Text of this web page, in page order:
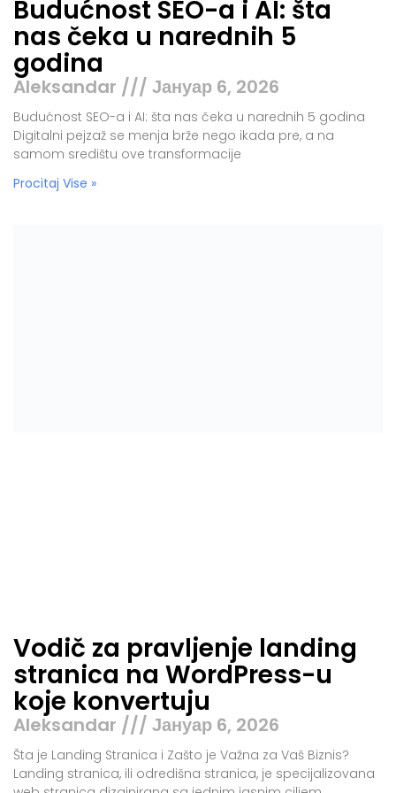
godina
Aleksandar
Budućnost SEO-a i AI: šta nas čeka u narednih 5 godina
samom središtu ove transformacije
Procitaj Vise »
stranica na WordPress-u
koje konvertuju
Aleksandar Јануар 6, 2026
Šta je Landing Stranica i Zašto je Važna za Vaš Biznis?
web stranica dizajnirana sa jednim jasnim ciljem